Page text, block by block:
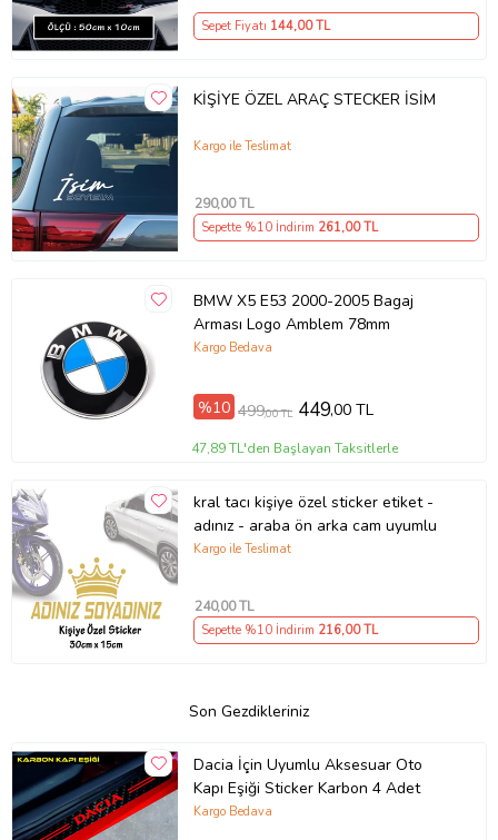
Sepet Fiyatı 144,00 TL
KİŞİYE ÖZEL ARAÇ STECKER İSİM
Kargo ile Teslimat
290,00 TL
Sepette %10 İndirim 261,00 TL
BMW X5 E53 2000-2005 Bagaj
Arması Logo Amblem 78mm
Kargo Bedava
%10 499,00 TL 449,00 TL
47,89 TL'den Başlayan Taksitlerle
kral tacı kişiye özel sticker etiket -
adınız - araba ön arka cam uyumlu
Kargo ile Teslimat
240,00 TL
Sepette %10 İndirim 216,00 TL
Son Gezdikleriniz
Dacia İçin Uyumlu Aksesuar Oto
Kapı Eşiği Sticker Karbon 4 Adet
Kargo Bedava